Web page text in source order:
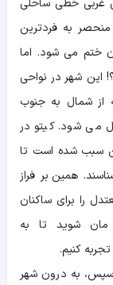
غربی خطی ساحلی
منحصر به فردترین
ختم می شود. اما
این شهر در نواحی
از شمال به جنوب
می شود. کیتو در
همین سبب شده است تا
همین بر فراز
را برای ساکنان
مان شوید تا به
کنیم.
و سپس، به درون شهر